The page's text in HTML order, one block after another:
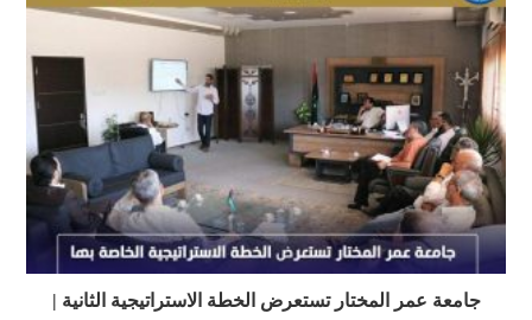
جامعة عمر المختار تستعرض الخطة الاستراتيجية الثانية |